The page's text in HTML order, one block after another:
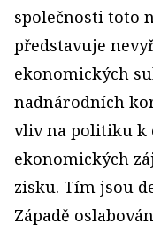
společnosti toto
představuje
ekonomických
nadnárodních
vliv na politiku k
ekonomických
zisku. Tím jsou
Západě